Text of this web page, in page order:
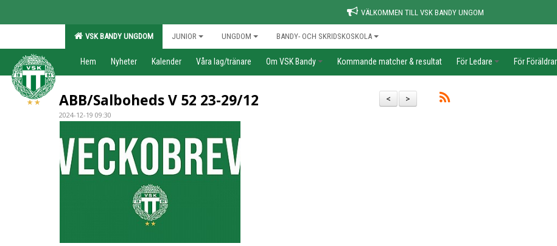
VÄLKOMMEN TILL VSK BANDY UNGOM
VSK BANDY UNGDOM JUNIOR UNGDOM BANDY- OCH SKRIDSKOSKOLA
Hem Nyheter Kalender Våra lag/tränare Om VSK Bandy Kommande matcher & resultat För Ledare För Föräldrar
>
<
ABB/Salboheds V 52 23-29/12
2024-12-19 09:30